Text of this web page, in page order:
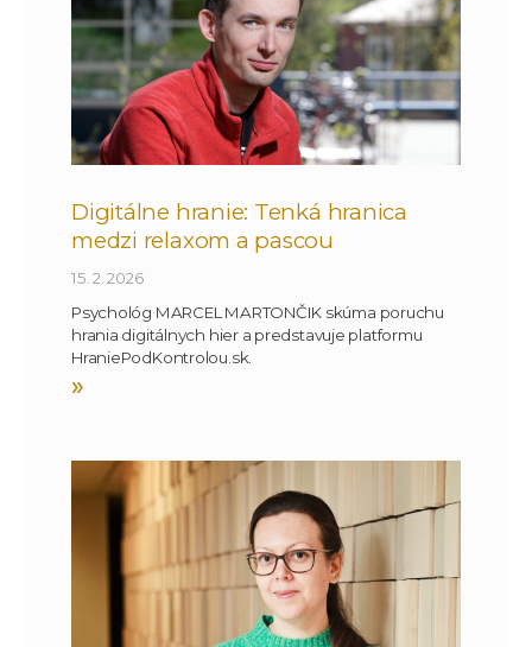
Digitálne hranie: Tenká hranica
medzi relaxom a pascou
15. 2. 2026
Psychológ MARCEL MARTONČIK skúma poruchu
hrania digitálnych hier a predstavuje platformu
HraniePodKontrolou.sk.
»